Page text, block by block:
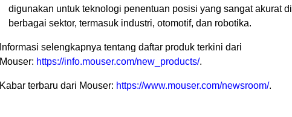
digunakan untuk teknologi penentuan posisi yang sangat akurat di
berbagai sektor, termasuk industri, otomotif, dan robotika.
Informasi selengkapnya tentang daftar produk terkini dari
Mouser: https://info.mouser.com/new_products/.
Kabar terbaru dari Mouser: https://www.mouser.com/newsroom/.